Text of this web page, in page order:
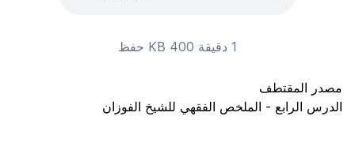
1 دقيقة 400 KB حفظ
مصدر المقتطف
الدرس الرابع - الملخص الفقهي للشيخ الفوزان